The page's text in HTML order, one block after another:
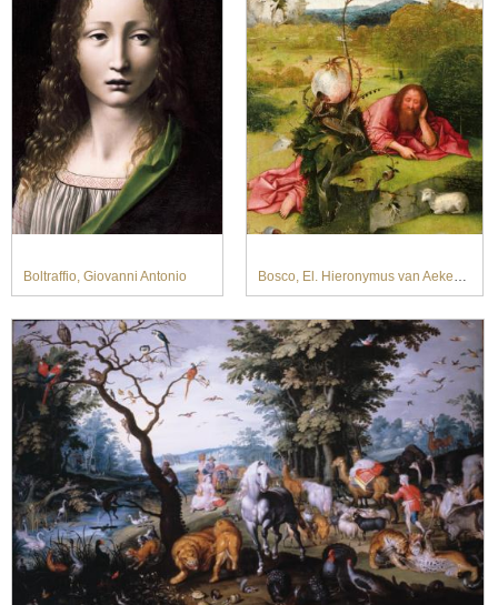
Boltraffio, Giovanni Antonio Bosco, El. Hieronymus van Aeken Bosch